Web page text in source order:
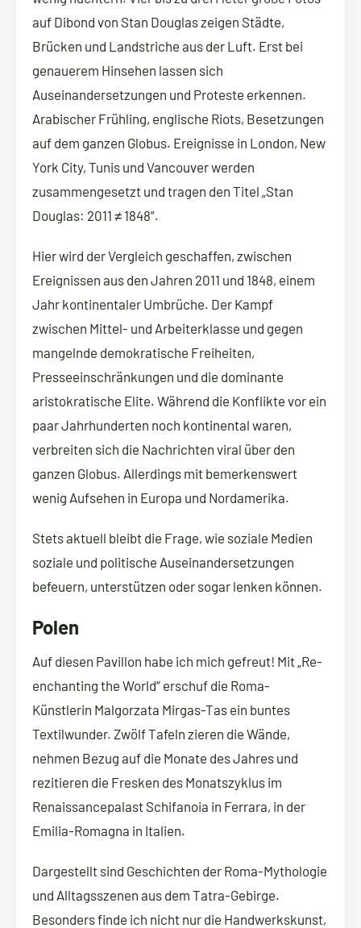
auf Dibond von Stan Douglas zeigen Städte,
Brücken und Landstriche aus der Luft. Erst bei
genauerem Hinsehen lassen sich
Auseinandersetzungen und Proteste erkennen.
Arabischer Frühling, englische Riots, Besetzungen
auf dem ganzen Globus. Ereignisse in London, New
York City, Tunis und Vancouver werden
zusammengesetzt und tragen den Titel „Stan
Douglas: 2011 ≠ 1848“.
Hier wird der Vergleich geschaffen, zwischen
Ereignissen aus den Jahren 2011 und 1848, einem
Jahr kontinentaler Umbrüche. Der Kampf
zwischen Mittel- und Arbeiterklasse und gegen
mangelnde demokratische Freiheiten,
Presseeinschränkungen und die dominante
aristokratische Elite. Während die Konflikte vor ein
paar Jahrhunderten noch kontinental waren,
verbreiten sich die Nachrichten viral über den
ganzen Globus. Allerdings mit bemerkenswert
wenig Aufsehen in Europa und Nordamerika.
Stets aktuell bleibt die Frage, wie soziale Medien
soziale und politische Auseinandersetzungen
befeuern, unterstützen oder sogar lenken können.
Polen
Auf diesen Pavillon habe ich mich gefreut! Mit „Re-
enchanting the World“ erschuf die Roma-
Künstlerin Malgorzata Mirgas-Tas ein buntes
Textilwunder. Zwölf Tafeln zieren die Wände,
nehmen Bezug auf die Monate des Jahres und
rezitieren die Fresken des Monatszyklus im
Renaissancepalast Schifanoia in Ferrara, in der
Emilia-Romagna in Italien.
Dargestellt sind Geschichten der Roma-Mythologie
und Alltagsszenen aus dem Tatra-Gebirge.
Besonders finde ich nicht nur die Handwerkskunst,